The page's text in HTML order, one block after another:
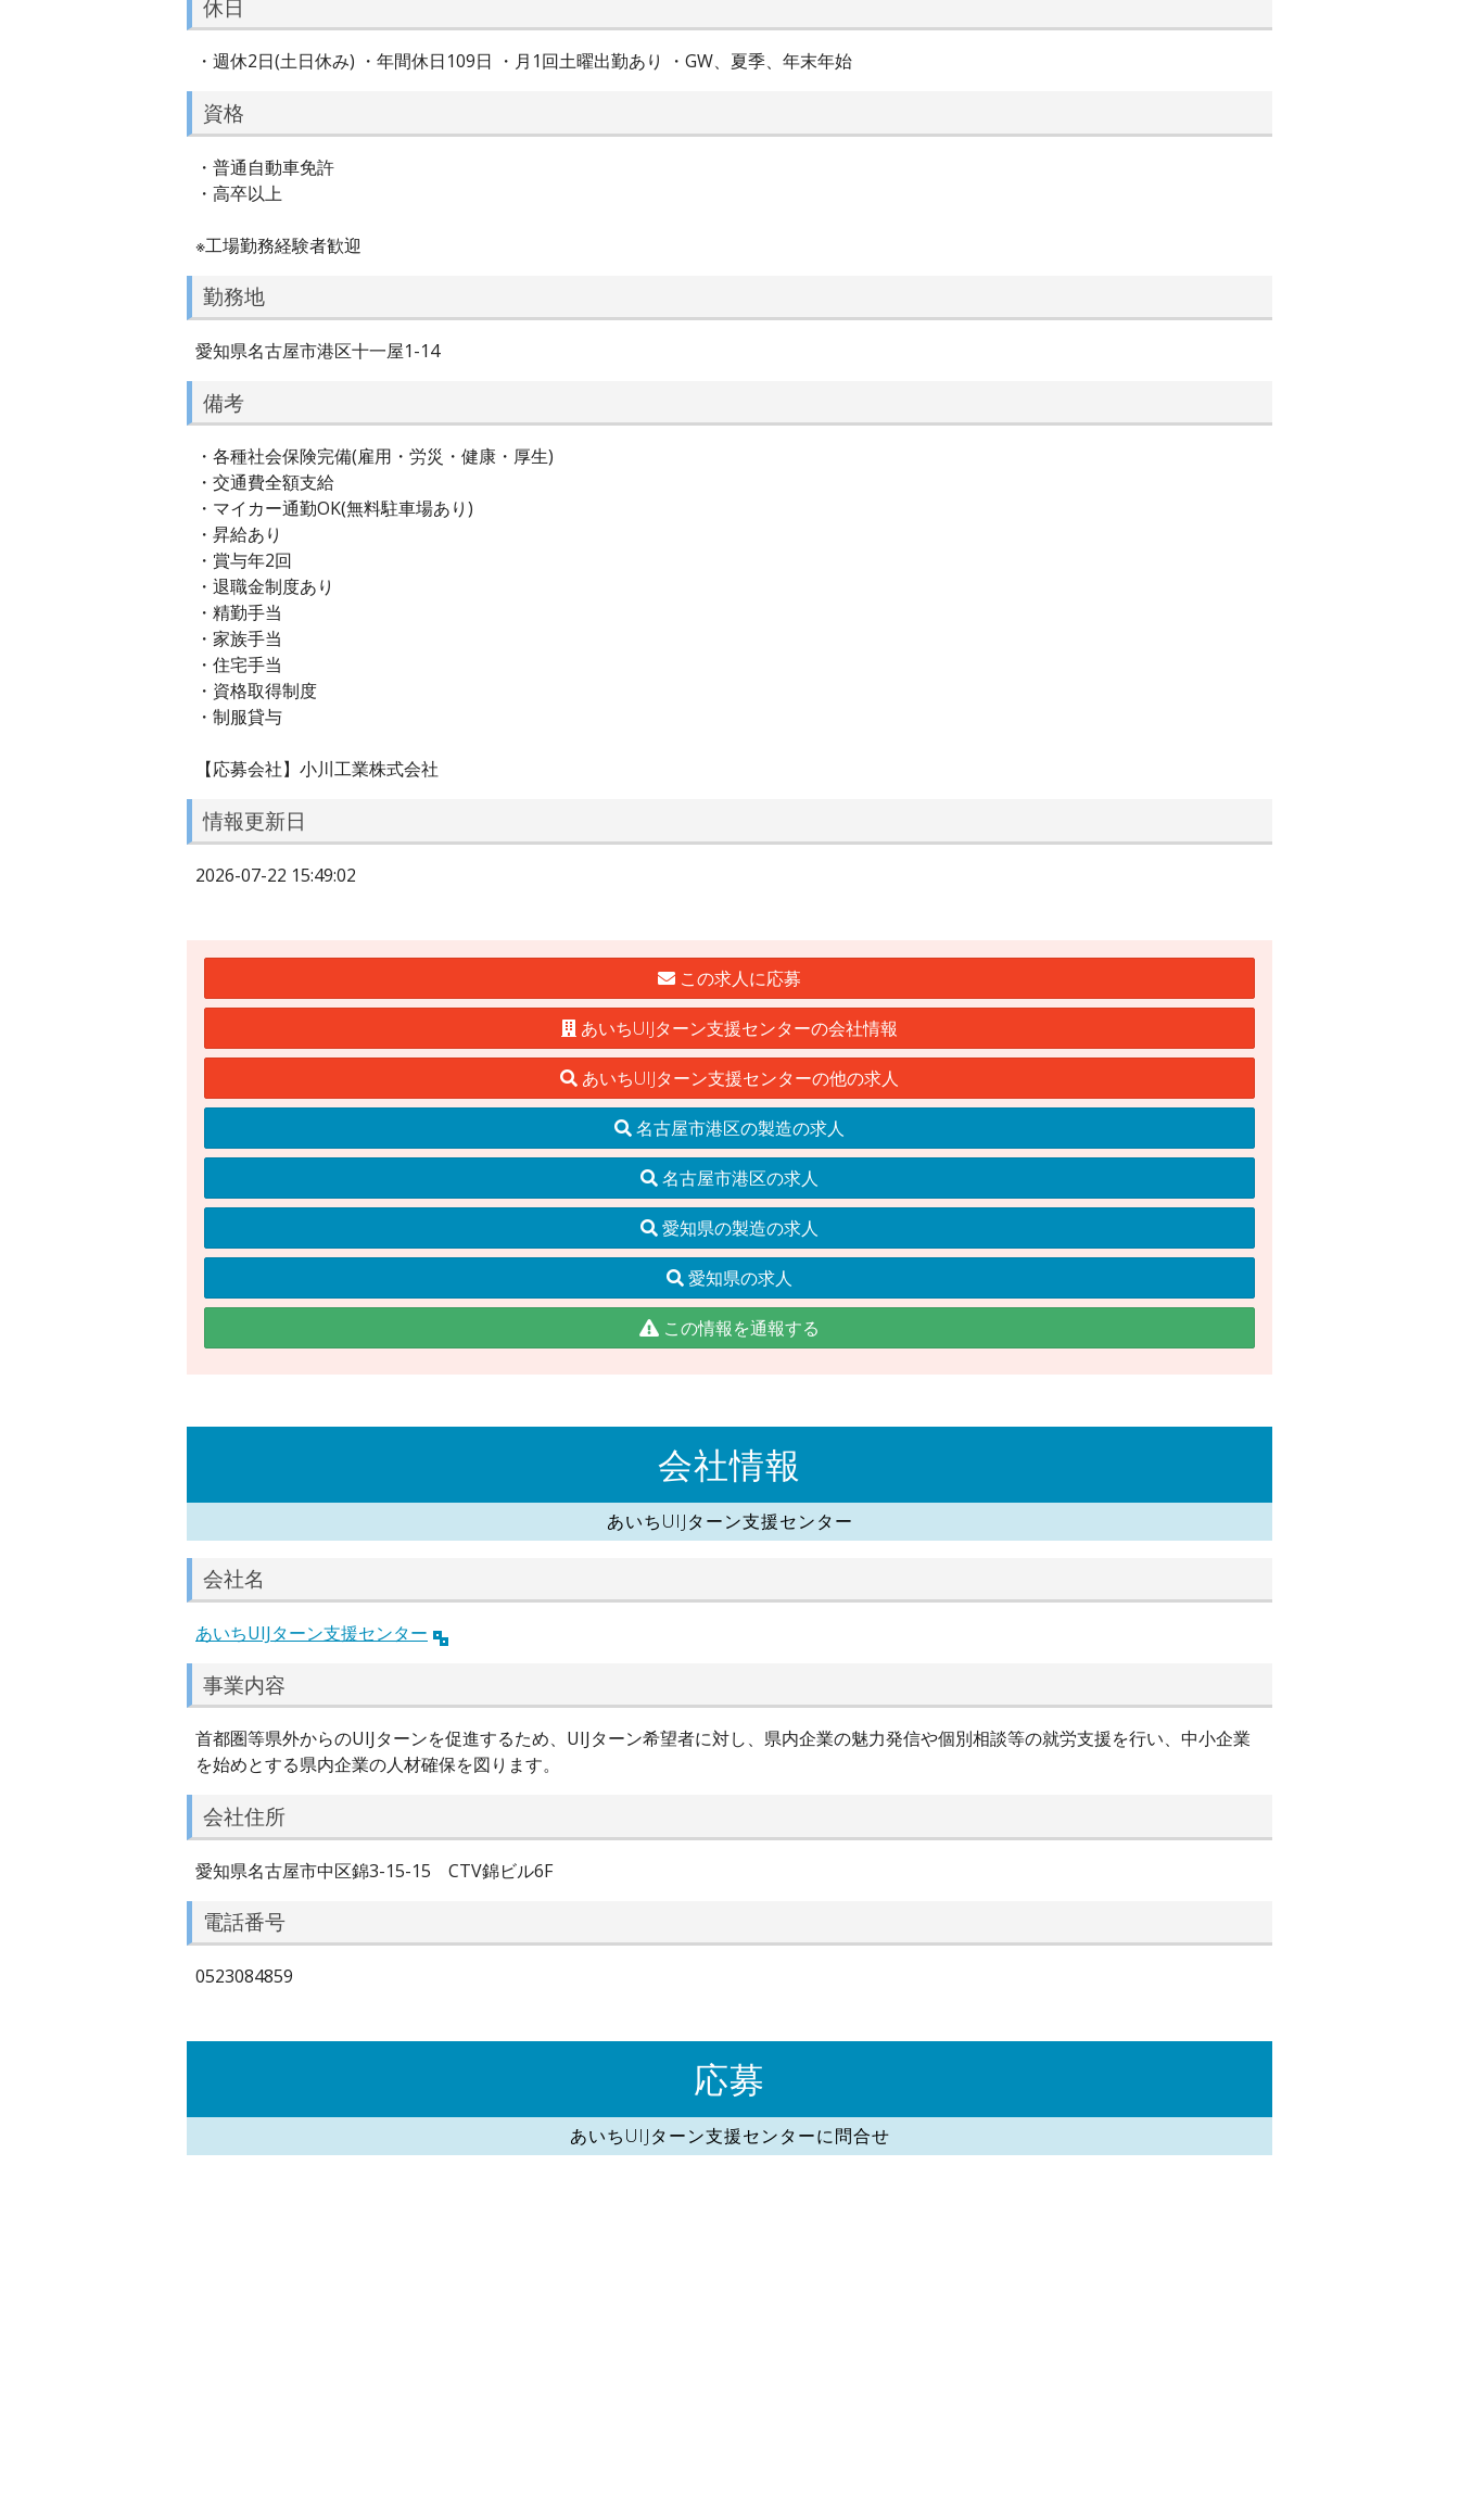
休日
・週休2日(土日休み) ・年間休日109日 ・月1回土曜出勤あり ・GW、夏季、年末年始
資格
・普通自動車免許
・高卒以上
※工場勤務経験者歓迎
勤務地
愛知県名古屋市港区十一屋1-14
備考
・各種社会保険完備(雇用・労災・健康・厚生)
・交通費全額支給
・マイカー通勤OK(無料駐車場あり)
・昇給あり
・賞与年2回
・退職金制度あり
・精勤手当
・家族手当
・住宅手当
・資格取得制度
・制服貸与
【応募会社】小川工業株式会社
情報更新日
2026-07-22 15:49:02
この求人に応募
あいちUIJターン支援センターの会社情報
あいちUIJターン支援センターの他の求人
名古屋市港区の製造の求人
名古屋市港区の求人
愛知県の製造の求人
愛知県の求人
この情報を通報する
会社情報
あいちUIJターン支援センター
会社名
あいちUIJターン支援センター
事業内容
首都圏等県外からのUIJターンを促進するため、UIJターン希望者に対し、県内企業の魅力発信や個別相談等の就労支援を行い、中小企業
を始めとする県内企業の人材確保を図ります。
会社住所
愛知県名古屋市中区錦3-15-15 CTV錦ビル6F
電話番号
0523084859
応募
あいちUIJターン支援センターに問合せ